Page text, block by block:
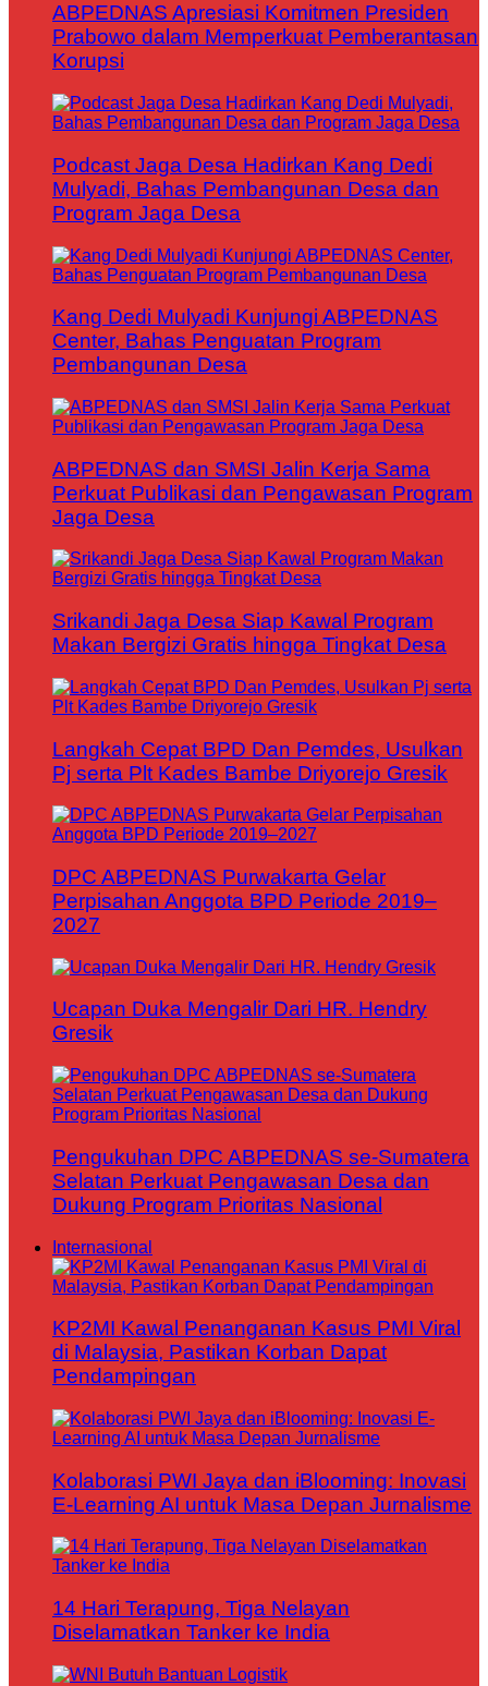
ABPEDNAS Apresiasi Komitmen Presiden
Prabowo dalam Memperkuat Pemberantasan
Korupsi
Podcast Jaga Desa Hadirkan Kang Dedi
Mulyadi, Bahas Pembangunan Desa dan
Program Jaga Desa
Kang Dedi Mulyadi Kunjungi ABPEDNAS
Center, Bahas Penguatan Program
Pembangunan Desa
ABPEDNAS dan SMSI Jalin Kerja Sama
Perkuat Publikasi dan Pengawasan Program
Jaga Desa
Srikandi Jaga Desa Siap Kawal Program
Makan Bergizi Gratis hingga Tingkat Desa
Langkah Cepat BPD Dan Pemdes, Usulkan
Pj serta Plt Kades Bambe Driyorejo Gresik
DPC ABPEDNAS Purwakarta Gelar
Perpisahan Anggota BPD Periode 2019–
2027
Ucapan Duka Mengalir Dari HR. Hendry
Gresik
Pengukuhan DPC ABPEDNAS se-Sumatera
Selatan Perkuat Pengawasan Desa dan
Dukung Program Prioritas Nasional
Internasional
KP2MI Kawal Penanganan Kasus PMI Viral
di Malaysia, Pastikan Korban Dapat
Pendampingan
Kolaborasi PWI Jaya dan iBlooming: Inovasi
E-Learning AI untuk Masa Depan Jurnalisme
14 Hari Terapung, Tiga Nelayan
Diselamatkan Tanker ke India